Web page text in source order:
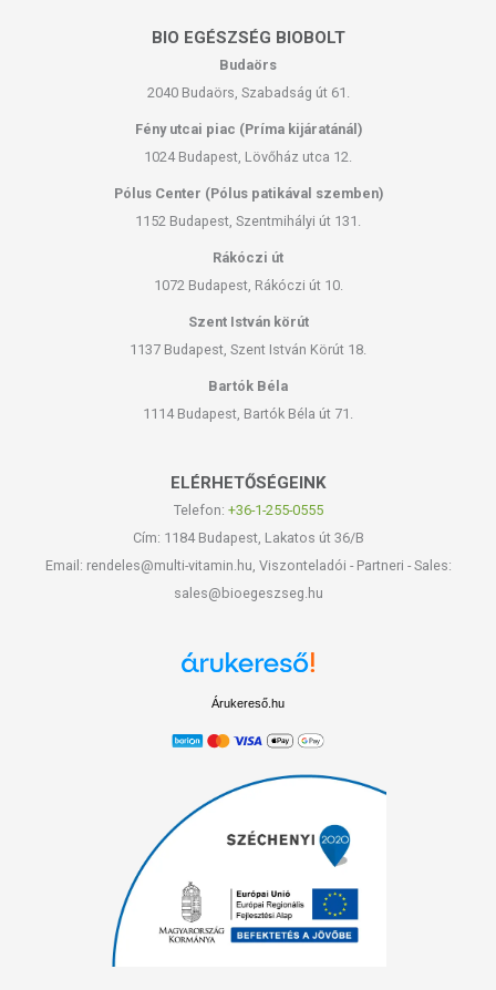
BIO EGÉSZSÉG BIOBOLT
Budaörs
2040 Budaörs, Szabadság út 61.
Fény utcai piac (Príma kijáratánál)
1024 Budapest, Lövőház utca 12.
Pólus Center (Pólus patikával szemben)
1152 Budapest, Szentmihályi út 131.
Rákóczi út
1072 Budapest, Rákóczi út 10.
Szent István körút
1137 Budapest, Szent István Körút 18.
Bartók Béla
1114 Budapest, Bartók Béla út 71.
ELÉRHETŐSÉGEINK
Telefon: +36-1-255-0555
Cím: 1184 Budapest, Lakatos út 36/B
Email: rendeles@multi-vitamin.hu, Viszonteladói - Partneri - Sales:
sales@bioegeszseg.hu
Árukereső.hu